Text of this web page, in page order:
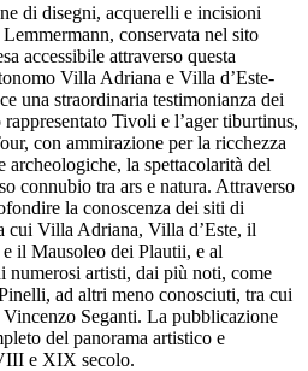
di disegni, acquerelli e incisioni
conservata nel sito
accessibile attraverso questa
Villa Adriana e Villa d’Este-
una straordinaria testimonianza dei
Tivoli e l’ager tiburtinus,
con ammirazione per la ricchezza
archeologiche, la spettacolarità del
connubio tra ars e natura. Attraverso
la conoscenza dei siti di
Villa Adriana, Villa d’Este, il
il Mausoleo dei Plautii, e al
numerosi artisti, dai più noti, come
ad altri meno conosciuti, tra cui
Seganti. La pubblicazione
del panorama artistico e
e XIX secolo.